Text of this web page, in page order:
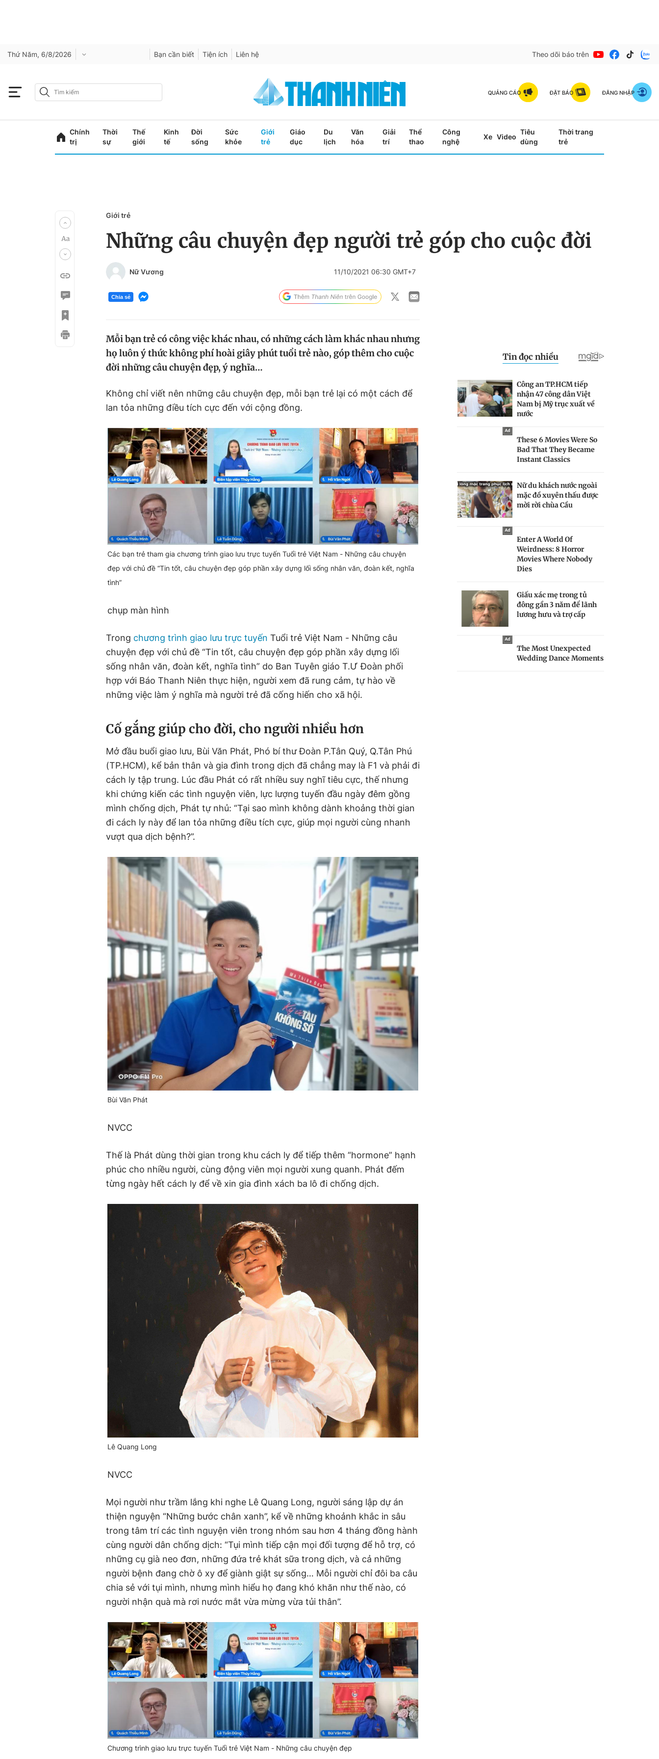
Thứ Năm, 6/8/2026 Bạn cần biết Tiện ích Liên hệ Theo dõi báo trên
QUẢNG CÁO ĐẶT BÁO ĐĂNG NHẬP
Chính
trị
Thời
sự
Thế
giới
Kinh
tế
Đời
sống
Sức
khỏe
Giới
trẻ
Giáo
dục
Du
lịch
Văn
hóa
Giải
trí
Thể
thao
Công
nghệ
Xe Video
Tiêu
dùng
Thời trang
trẻ
Giới trẻ
Những câu chuyện đẹp người trẻ góp cho cuộc đời
Nữ Vương 11/10/2021 06:30 GMT+7
Chia sẻ
Mỗi bạn trẻ có công việc khác nhau, có những cách làm khác nhau nhưng
họ luôn ý thức không phí hoài giây phút tuổi trẻ nào, góp thêm cho cuộc
đời những câu chuyện đẹp, ý nghĩa…
Không chỉ viết nên những câu chuyện đẹp, mỗi bạn trẻ lại có một cách để
lan tỏa những điều tích cực đến với cộng đồng.
Các bạn trẻ tham gia chương trình giao lưu trực tuyến Tuổi trẻ Việt Nam - Những câu chuyện
đẹp với chủ đề “Tin tốt, câu chuyện đẹp góp phần xây dựng lối sống nhân văn, đoàn kết, nghĩa
tình”
chụp màn hình
Trong chương trình giao lưu trực tuyến Tuổi trẻ Việt Nam - Những câu
chuyện đẹp với chủ đề “Tin tốt, câu chuyện đẹp góp phần xây dựng lối
sống nhân văn, đoàn kết, nghĩa tình” do Ban Tuyên giáo T.Ư Đoàn phối
hợp với Báo Thanh Niên thực hiện, người xem đã rung cảm, tự hào về
những việc làm ý nghĩa mà người trẻ đã cống hiến cho xã hội.
Cố gắng giúp cho đời, cho người nhiều hơn
Mở đầu buổi giao lưu, Bùi Văn Phát, Phó bí thư Đoàn P.Tân Quý, Q.Tân Phú
(TP.HCM), kể bản thân và gia đình trong dịch đã chẳng may là F1 và phải đi
cách ly tập trung. Lúc đầu Phát có rất nhiều suy nghĩ tiêu cực, thế nhưng
khi chứng kiến các tình nguyện viên, lực lượng tuyến đầu ngày đêm gồng
mình chống dịch, Phát tự nhủ: “Tại sao mình không dành khoảng thời gian
đi cách ly này để lan tỏa những điều tích cực, giúp mọi người cùng nhanh
vượt qua dịch bệnh?”.
Bùi Văn Phát
NVCC
Thế là Phát dùng thời gian trong khu cách ly để tiếp thêm “hormone” hạnh
phúc cho nhiều người, cùng động viên mọi người xung quanh. Phát đếm
từng ngày hết cách ly để về xin gia đình xách ba lô đi chống dịch.
Lê Quang Long
NVCC
Mọi người như trầm lắng khi nghe Lê Quang Long, người sáng lập dự án
thiện nguyện “Những bước chân xanh”, kể về những khoảnh khắc in sâu
trong tâm trí các tình nguyện viên trong nhóm sau hơn 4 tháng đồng hành
cùng người dân chống dịch: “Tụi mình tiếp cận mọi đối tượng để hỗ trợ, có
những cụ già neo đơn, những đứa trẻ khát sữa trong dịch, và cả những
người bệnh đang chờ ô xy để giành giật sự sống… Mỗi người chỉ đôi ba câu
chia sẻ với tụi mình, nhưng mình hiểu họ đang khó khăn như thế nào, có
người nhận quà mà rơi nước mắt vừa mừng vừa tủi thân”.
Chương trình giao lưu trực tuyến Tuổi trẻ Việt Nam - Những câu chuyện đẹp